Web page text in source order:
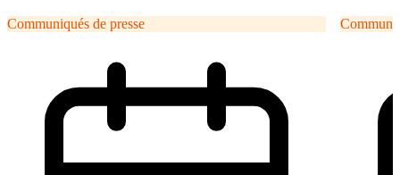
Communiqués de presse